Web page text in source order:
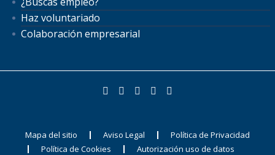
Haz voluntariado
Colaboración empresarial
Mapa del sitio Aviso Legal
Política de Privacidad
Política de Cookies
Autorización uso de datos